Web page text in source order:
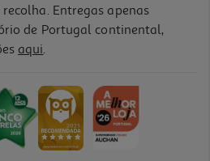
Cósmica
Entregas apenas
de Portugal continental,
aqui.